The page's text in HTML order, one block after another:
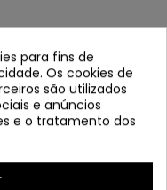
branco
para fins de
Os cookies de
são utilizados
e anúncios
e o tratamento dos